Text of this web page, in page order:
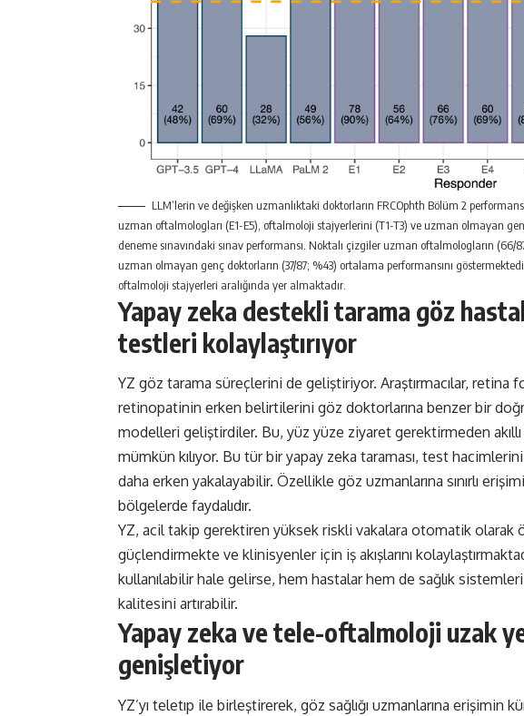
LLM’lerin ve değişken uzmanlıktaki doktorların FRCOphth Bölüm 2
uzman oftalmologları (E1-E5), oftalmoloji stajyerlerini (T1-T3) ve uzman olmayan
deneme sınavındaki sınav performansı. Noktalı çizgiler uzman oftalmologların
uzman olmayan genç doktorların (37/87; %43) ortalama performansını
oftalmoloji stajyerleri aralığında yer almaktadır.
Yapay zeka destekli tarama göz
testleri kolaylaştırıyor
YZ göz tarama süreçlerini de geliştiriyor. Araştırmacılar, retina
retinopatinin erken belirtilerini göz doktorlarına benzer bir
modelleri geliştirdiler. Bu, yüz yüze ziyaret gerektirmeden akıllı
mümkün kılıyor. Bu tür bir yapay zeka taraması, test
daha erken yakalayabilir. Özellikle göz uzmanlarına sınırlı
bölgelerde faydalıdır.
YZ, acil takip gerektiren yüksek riskli vakalara otomatik olarak
güçlendirmekte ve klinisyenler için iş akışlarını
kullanılabilir hale gelirse, hem hastalar hem de sağlık
kalitesini artırabilir.
Yapay zeka ve tele-oftalmoloji uzak
genişletiyor
YZ’yı teletıp ile birleştirerek, göz sağlığı uzmanlarına